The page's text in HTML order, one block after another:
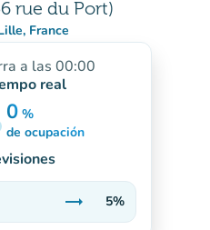
rue du Port)
France
Maps)
a las 00:00
real
0 %
5%
de ocupación
trending_flat
Estable
5%